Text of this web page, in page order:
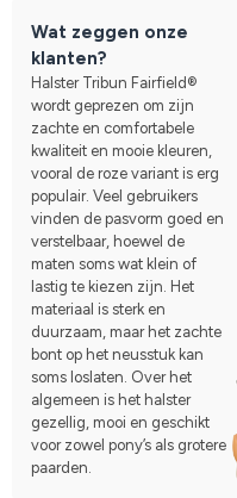
Wat zeggen onze
klanten?
Halster Tribun Fairfield®
wordt geprezen om zijn
zachte en comfortabele
kwaliteit en mooie kleuren,
vooral de roze variant is erg
populair. Veel gebruikers
vinden de pasvorm goed en
verstelbaar, hoewel de
maten soms wat klein of
lastig te kiezen zijn. Het
materiaal is sterk en
duurzaam, maar het zachte
bont op het neusstuk kan
soms loslaten. Over het
algemeen is het halster
gezellig, mooi en geschikt
voor zowel pony’s als grotere
paarden.